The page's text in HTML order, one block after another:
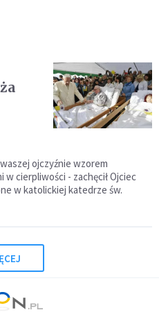
ojczyźnie wzorem
cierpliwości - zachęcił Ojciec
w katolickiej katedrze św.